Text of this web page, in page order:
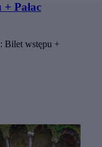
Pałac
Bilet wstępu +